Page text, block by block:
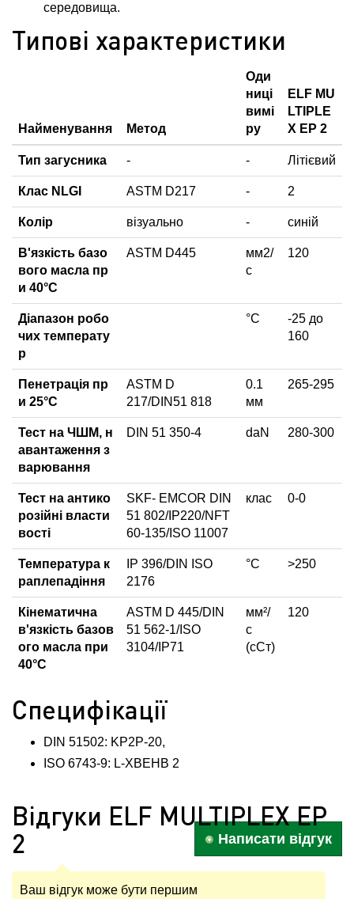
середовища.
Типові характеристики
Найменування Метод
Оди
ниці
вимі
ру
ELF MU
LTIPLE
X EP 2
Тип загусника - - Літієвий
Клас NLGI ASTM D217 - 2
Колір візуально - синій
В'язкість базо
вого масла пр
и 40°C
ASTM D445
мм2/
с
120
Діапазон робо
чих температу
р
°C
-25 до
160
Пенетрація пр
и 25°C
ASTM D
217/DIN51 818
0.1
мм
265-295
Тест на ЧШМ, н
авантаження з
варювання
DIN 51 350-4 daN 280-300
Тест на антико
розійні власти
вості
SKF- EMCOR DIN
51 802/IP220/NFT
60-135/ISO 11007
клас 0-0
Температура к
раплепадіння
IP 396/DIN ISO
2176
°C >250
Кінематична
в'язкість базов
ого масла при
40°C
ASTM D 445/DIN
51 562-1/ISO
3104/IP71
мм²/
с
(сСт)
120
Специфікації
DIN 51502: KР2Р-20,
ISO 6743-9: L-XBEНВ 2
Відгуки ELF MULTIPLEX EP
2
Написати відгук
Ваш відгук може бути першим